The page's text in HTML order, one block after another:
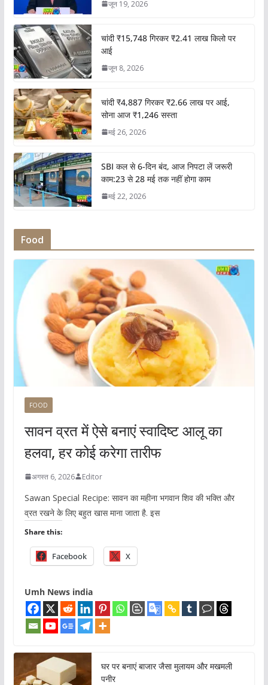
जून 19, 2026
चांदी ₹15,748 गिरकर ₹2.41 लाख किलो पर
आई
जून 8, 2026
चांदी ₹4,887 गिरकर ₹2.66 लाख पर आई,
सोना आज ₹1,246 सस्ता
मई 26, 2026
SBI कल से 6-दिन बंद, आज निपटा लें जरूरी
काम:23 से 28 मई तक नहीं होगा काम
मई 22, 2026
Food
FOOD
सावन व्रत में ऐसे बनाएं स्वादिष्ट आलू का
हलवा, हर कोई करेगा तारीफ
अगस्त 6, 2026 Editor
Sawan Special Recipe: सावन का महीना भगवान शिव की भक्ति और
व्रत रखने के लिए बहुत खास माना जाता है. इस
Share this:
Facebook X
Umh News india
घर पर बनाएं बाजार जैसा मुलायम और मखमली
पनीर